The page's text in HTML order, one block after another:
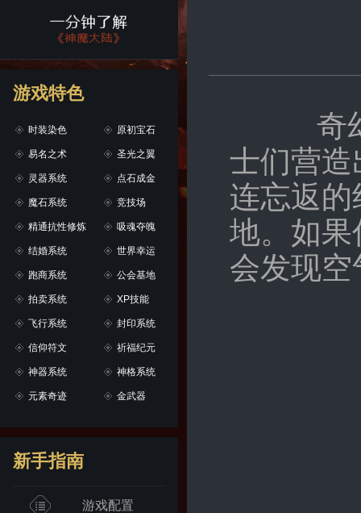
游戏特色
时装染色
易名之术
灵器系统
魔石系统
精通抗性修炼
结婚系统
跑商系统
拍卖系统
飞行系统
信仰符文
神器系统
元素奇迹
原初宝石
圣光之翼
点石成金
竞技场
吸魂夺魄
世界幸运
公会基地
XP技能
封印系统
祈福纪元
神格系统
金武器
新手指南
游戏配置
奇幻
士们营
连忘返
地。如果
会发现